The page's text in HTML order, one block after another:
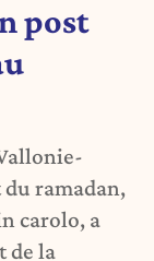
post
ramadan,
carolo, a
de la